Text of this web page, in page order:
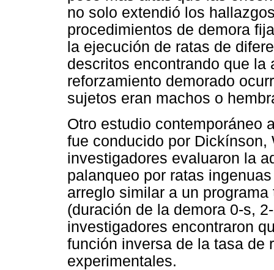
no solo extendió los
procedimientos de demora
la ejecución de ratas de
descritos encontrando que
reforzamiento demorado
sujetos eran machos o
Otro estudio contemporáneo
fue conducido por Dickínson,
investigadores evaluaron la
palanqueo por ratas
arreglo similar a un
(duración de la demora 0-s,
investigadores encontraron
función inversa de la tasa de
experimentales.